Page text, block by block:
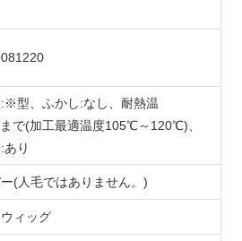
型、ふかし:なし、耐熱温
で(加工最適温度105℃～120℃)、
あり
(人毛ではありません。)
ィッグ